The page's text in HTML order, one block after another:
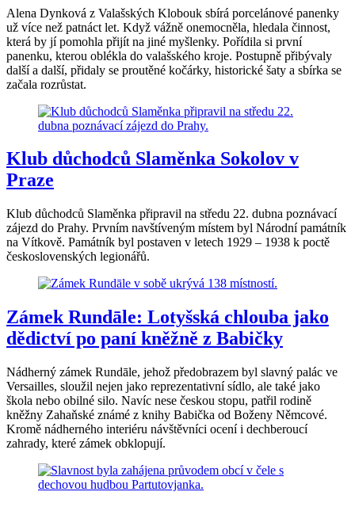
Alena Dynková z Valašských Klobouk sbírá porcelánové panenky
už více než patnáct let. Když vážně onemocněla, hledala činnost,
která by jí pomohla přijít na jiné myšlenky. Pořídila si první
panenku, kterou oblékla do valašského kroje. Postupně přibývaly
další a další, přidaly se proutěné kočárky, historické šaty a sbírka se
začala rozrůstat.
Klub důchodců Slaměnka Sokolov v
Praze
Klub důchodců Slaměnka připravil na středu 22. dubna poznávací
zájezd do Prahy. Prvním navštíveným místem byl Národní památník
na Vítkově. Památník byl postaven v letech 1929 – 1938 k poctě
československých legionářů.
Zámek Rundāle: Lotyšská chlouba jako
dědictví po paní kněžně z Babičky
Nádherný zámek Rundāle, jehož předobrazem byl slavný palác ve
Versailles, sloužil nejen jako reprezentativní sídlo, ale také jako
škola nebo obilné silo. Navíc nese českou stopu, patřil rodině
kněžny Zahaňské známé z knihy Babička od Boženy Němcové.
Kromě nádherného interiéru návštěvníci ocení i dechberoucí
zahrady, které zámek obklopují.